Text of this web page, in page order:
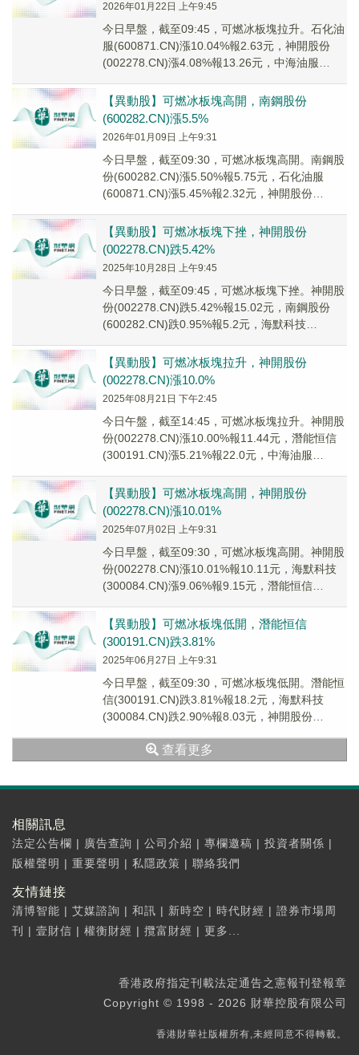
2026年01月22日 上午9:45
今日早盤，截至09:45，可燃冰板塊拉升。石化油
服(600871.CN)漲10.04%報2.63元，神開股份
(002278.CN)漲4.08%報13.26元，中海油服
【異動股】可燃冰板塊高開，南鋼股份
(600282.CN)漲5.5%
2026年01月09日 上午9:31
今日早盤，截至09:30，可燃冰板塊高開。南鋼股
份(600282.CN)漲5.50%報5.75元，石化油服
(600871.CN)漲5.45%報2.32元，神開股份
【異動股】可燃冰板塊下挫，神開股份
(002278.CN)跌5.42%
2025年10月28日 上午9:45
今日早盤，截至09:45，可燃冰板塊下挫。神開股
份(002278.CN)跌5.42%報15.02元，南鋼股份
(600282.CN)跌0.95%報5.2元，海默科技
【異動股】可燃冰板塊拉升，神開股份
(002278.CN)漲10.0%
2025年08月21日 下午2:45
今日午盤，截至14:45，可燃冰板塊拉升。神開股
份(002278.CN)漲10.00%報11.44元，潛能恒信
(300191.CN)漲5.21%報22.0元，中海油服
【異動股】可燃冰板塊高開，神開股份
(002278.CN)漲10.01%
2025年07月02日 上午9:31
今日早盤，截至09:30，可燃冰板塊高開。神開股
份(002278.CN)漲10.01%報10.11元，海默科技
(300084.CN)漲9.06%報9.15元，潛能恒信
【異動股】可燃冰板塊低開，潛能恒信
(300191.CN)跌3.81%
2025年06月27日 上午9:31
今日早盤，截至09:30，可燃冰板塊低開。潛能恒
信(300191.CN)跌3.81%報18.2元，海默科技
(300084.CN)跌2.90%報8.03元，神開股份
查看更多
相關訊息
法定公告欄 | 廣告查詢 | 公司介紹 | 專欄邀稿 | 投資者關係 |
版權聲明 | 重要聲明 | 私隱政策 | 聯絡我們
友情鏈接
清博智能 | 艾媒諮詢 | 和訊 | 新時空 | 時代財經 | 證券市場周
刊
| 壹財信 | 權衡財經 | 攬富財經 | 更多...
香港政府指定刊載法定通告之憲報刊登報章
Copyright © 1998 - 2026 財華控股有限公司
香港財華社版權所有,未經同意不得轉載。